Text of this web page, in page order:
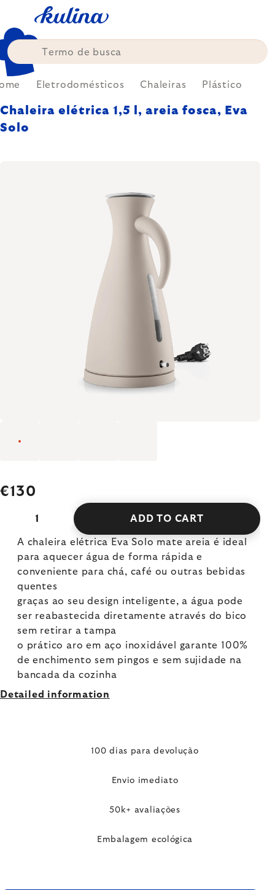
content
Eletrodomésticos Chaleiras Plástico
Chaleira elétrica 1,5 l, areia fosca, Eva
Solo
€130
ADD TO CART
A chaleira elétrica Eva Solo mate areia é ideal
para aquecer água de forma rápida e
conveniente para chá, café ou outras bebidas
quentes
graças ao seu design inteligente, a água pode
ser reabastecida diretamente através do bico
sem retirar a tampa
o prático aro em aço inoxidável garante 100%
de enchimento sem pingos e sem sujidade na
bancada da cozinha
Detailed information
100 dias para devolução
Envio imediato
50k+ avaliações
Embalagem ecológica